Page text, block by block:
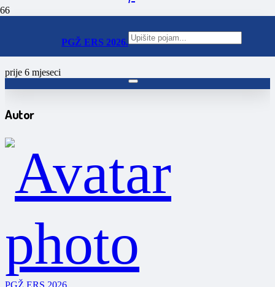
PGŽ ERS 2026.
Održano vođeno turno skijanje
na Platku
prije 6 mjeseci
Autor